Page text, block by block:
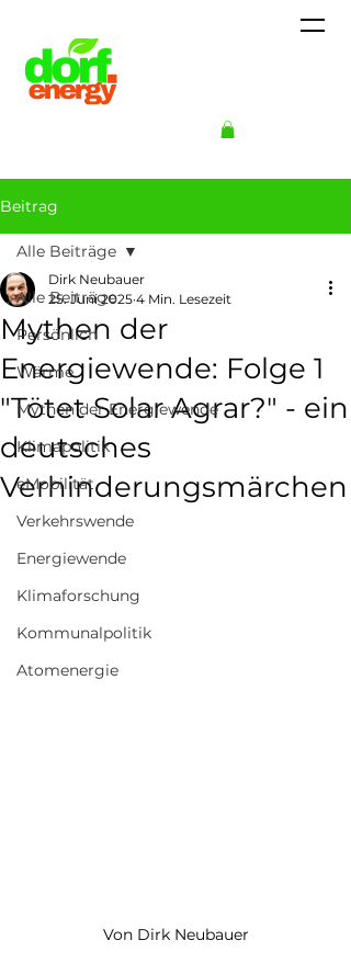
Beitrag
Alle Beiträge
Persönlich
Wärme
Mythen der Energiewende
Klimapolitik
eMobilität
Verkehrswende
Energiewende
Klimaforschung
Kommunalpolitik
Atomenergie
Alle Beiträge
Mythen der
Energiewende: Folge 1
"Tötet Solar Agrar?" - ein
deutsches
Verhinderungsmärchen
Dirk Neubauer
25. Juni 2025 4 Min. Lesezeit
Von Dirk Neubauer